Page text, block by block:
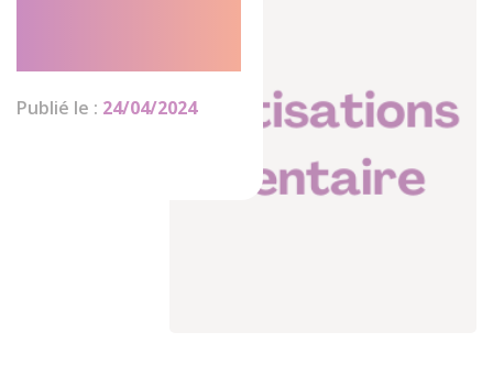
Publié le : 24/04/2024